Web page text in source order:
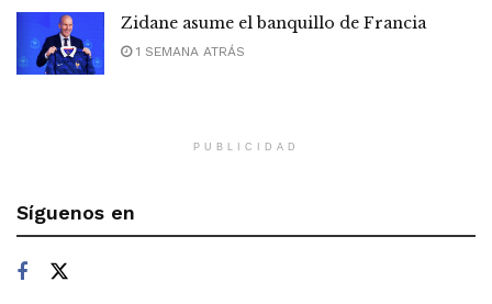
Zidane asume el banquillo de Francia
1 SEMANA ATRÁS
PUBLICIDAD
Síguenos en